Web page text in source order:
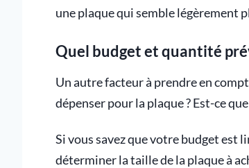
une plaque qui semble légèrement
Quel budget et quantité
Un autre facteur à prendre en
dépenser pour la plaque ? Est-ce
Si vous savez que votre budget est
déterminer la taille de la plaque à